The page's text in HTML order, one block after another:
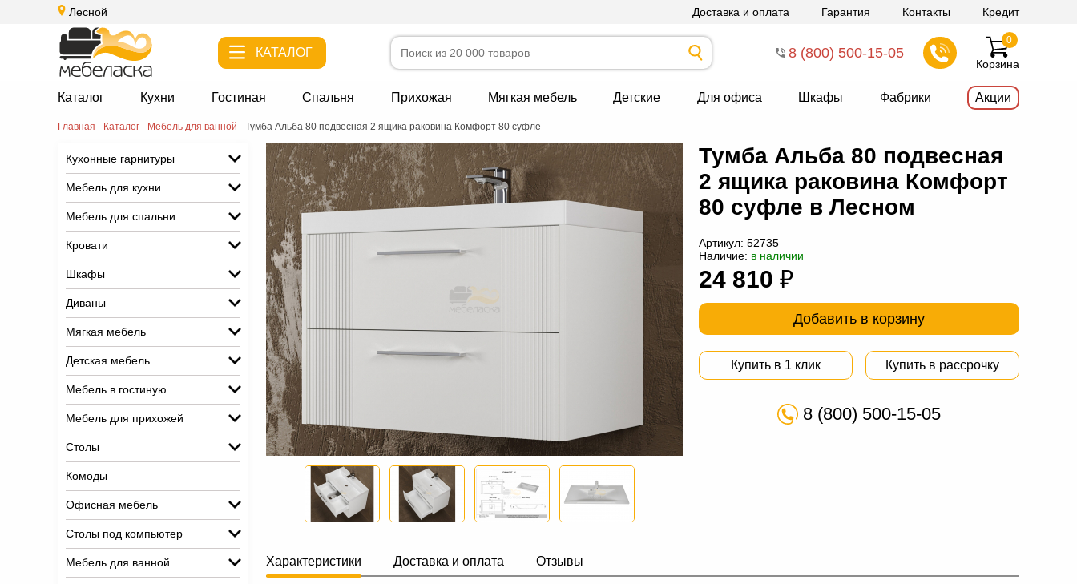
Лесной Доставка и оплата Гарантия Контакты Кредит
КАТАЛОГ 8 (800) 500-15-05
Корзина
0
Каталог Кухни Гостиная Спальня Прихожая Мягкая мебель Детские Для офиса Шкафы Фабрики Акции
Главная - Каталог - Мебель для ванной - Тумба Альба 80 подвесная 2 ящика раковина Комфорт 80 суфле
Кухонные гарнитуры
Мебель для кухни
Мебель для спальни
Кровати
Шкафы
Диваны
Мягкая мебель
Детская мебель
Мебель в гостиную
Мебель для прихожей
Столы
Комоды
Офисная мебель
Столы под компьютер
Мебель для ванной
Тумба Альба 80 подвесная
2 ящика раковина Комфорт
80 суфле в Лесном
Артикул: 52735
Наличие: в наличии
24 810 ₽
Добавить в корзину
Купить в 1 клик Купить в рассрочку
8 (800) 500-15-05
Характеристики Доставка и оплата Отзывы